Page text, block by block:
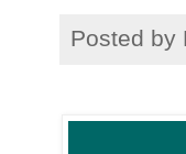
Posted by